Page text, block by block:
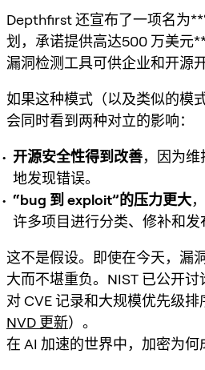
Depthfirst 还宣布了一项名为
划，承诺提供高达500 万美元
漏洞检测工具可供企业和开源
如果这种模式（以及类似的模
会同时看到两种对立的影响：
开源安全性得到改善，因为
地发现错误。
“bug 到 exploit”的压力更大
许多项目进行分类、修补和发
这不是假设。即使在今天，漏
大而不堪重负。NIST 已公开
对 CVE 记录和大规模优先级
NVD 更新）。
在 AI 加速的世界中，加密为